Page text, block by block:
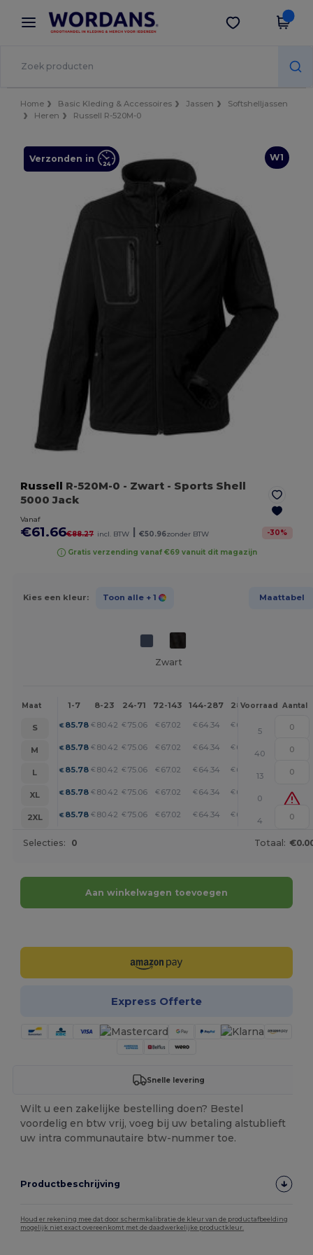
× Wordans-app
Betere prijzen in de app!
Download app
Home Basic Kleding & Accessoires Jassen
Softshelljassen
Heren
Russell R-520M-0
W1
Verzonden in
Russell R-520M-0 - Zwart - Sports Shell
5000 Jack
Vanaf
€61.66€88.27 incl. BTW | €50.96zonder BTW -30%
Gratis verzending vanaf €69 vanuit dit magazijn
Kies een kleur: Toon alle + 1 Maattabel
Zwart
Maat 1-7 8-23 24-71 72-143 144-287 288 + Meer
Voorraad Aantal
S €85.78 € 80.42 € 75.06 € 67.02 € 64.34 € 61.66
5
M
€85.78 € 80.42 € 75.06 € 67.02 € 64.34 € 61.66
40
L
€85.78 € 80.42 € 75.06 € 67.02 € 64.34 € 61.66
13
XL
€85.78 € 80.42 € 75.06 € 67.02 € 64.34 € 61.66
0
2XL
€85.78 € 80.42 € 75.06 € 67.02 € 64.34 € 61.66
4
Selecties: 0 Totaal:
Aan winkelwagen toevoegen
Express Offerte
Snelle levering
Wilt u een zakelijke bestelling doen? Bestel
voordelig en btw vrij, voeg bij uw betaling alstublieft
uw intra communautaire btw-nummer toe.
Productbeschrijving
Houd er rekening mee dat door schermkalibratie de kleur van de productafbeelding
mogelijk niet exact overeenkomt met de daadwerkelijke productkleur.